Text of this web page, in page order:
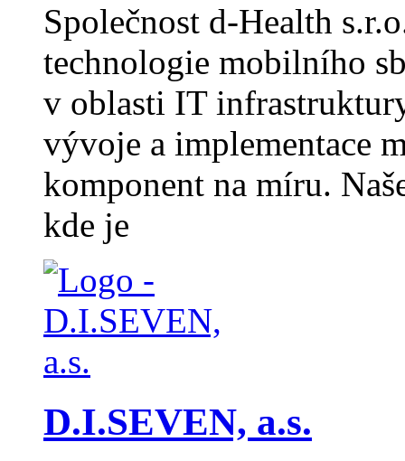
Společnost d-Health
technologie mobilního
v oblasti IT
vývoje a implementace
komponent na míru.
kde je
D.I.SEVEN, a.s.